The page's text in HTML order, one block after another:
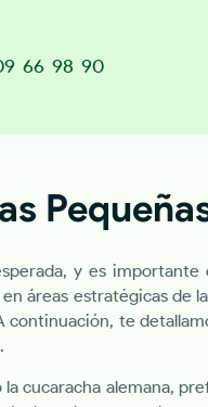
66 98 90
y es
áreas estratégicas de
te
cucaracha alemana,